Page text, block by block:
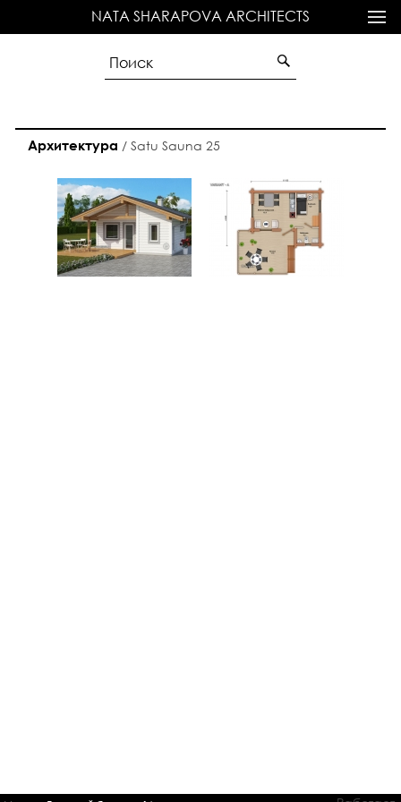
NATA SHARAPOVA ARCHITECTS
Архитектура /Satu Sauna 25